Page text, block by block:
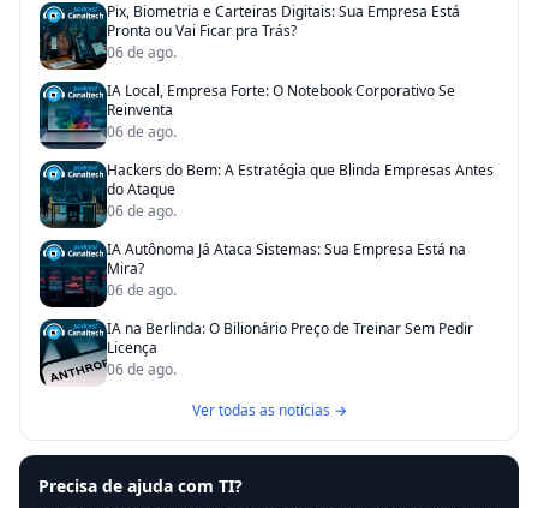
Pix, Biometria e Carteiras Digitais: Sua Empresa Está
Pronta ou Vai Ficar pra Trás?
06 de ago.
IA Local, Empresa Forte: O Notebook Corporativo Se
Reinventa
06 de ago.
Hackers do Bem: A Estratégia que Blinda Empresas Antes
do Ataque
06 de ago.
IA Autônoma Já Ataca Sistemas: Sua Empresa Está na
Mira?
06 de ago.
IA na Berlinda: O Bilionário Preço de Treinar Sem Pedir
Licença
06 de ago.
Ver todas as notícias →
Precisa de ajuda com TI?